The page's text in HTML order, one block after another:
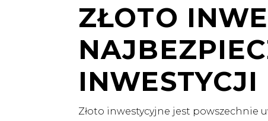
ZŁOTO
INWESTYCJI
Złoto inwestycyjne jest powszechnie